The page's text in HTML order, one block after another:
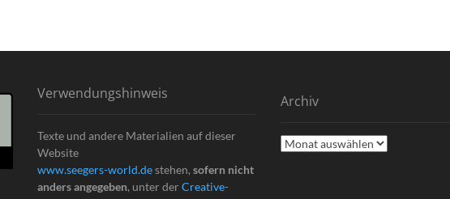
Verwendungshinweis
Texte und andere Materialien auf dieser
Website
www.seegers-world.destehen, sofern nicht
anders angegeben, unter der Creative-
Archiv
Archiv